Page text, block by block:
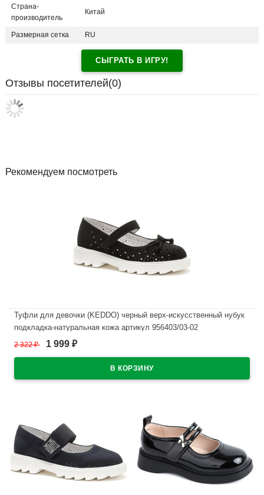
Страна-
производитель
Китай
Размерная сетка RU
СЫГРАТЬ В ИГРУ!
Отзывы посетителей(0)
Рекомендуем посмотреть
Туфли для девочки (KEDDO) черный верх-искусственный нубук
подкладка-натуральная кожа артикул 956403/03-02
В наличии
2 322₽ 1 999 ₽